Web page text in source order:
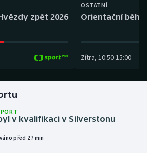
zpět 2026
OSTATNÍ
Orientační běh:
Zítra, 10:50-15:00
v kvalifikaci v Silverstonu
před 27 min